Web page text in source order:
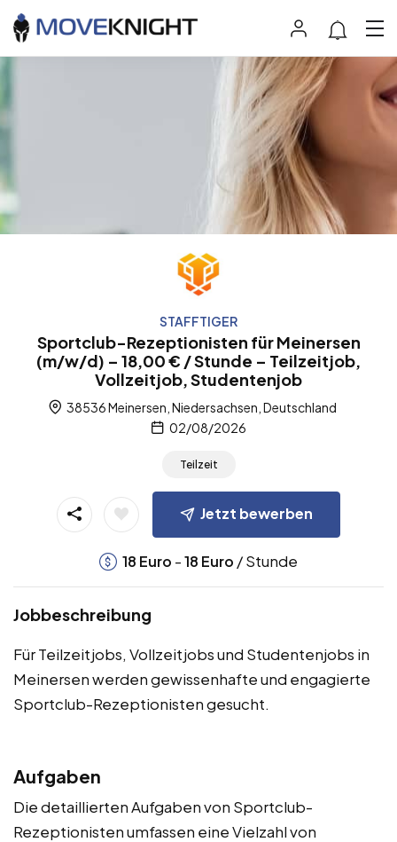
STAFFTIGER
Sportclub-Rezeptionisten für Meinersen
(m/w/d) – 18,00 € / Stunde – Teilzeitjob,
Vollzeitjob, Studentenjob
38536 Meinersen, Niedersachsen, Deutschland
02/08/2026
Teilzeit
Jetzt bewerben
18 Euro -18 Euro / Stunde
Jobbeschreibung
Für Teilzeitjobs, Vollzeitjobs und Studentenjobs in
Meinersen werden gewissenhafte und engagierte
Sportclub-Rezeptionisten gesucht.
Aufgaben
Die detaillierten Aufgaben von Sportclub-
Rezeptionisten umfassen eine Vielzahl von